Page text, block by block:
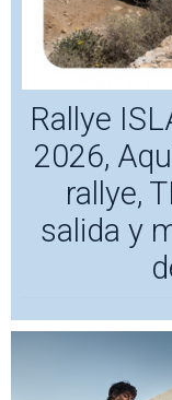
Rallye
2026,
rallye,
salida y